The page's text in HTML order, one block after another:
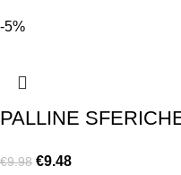
-5%
PALLINE
€9.98 €9.48